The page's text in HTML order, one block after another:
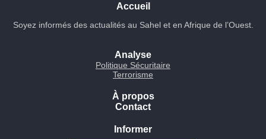
Accueil
Soyez informés des actualités au Sahel et en Afrique de l’Ouest.
Analyse
Politique Sécuritaire
Terrorisme
À propos
Contact
Informer